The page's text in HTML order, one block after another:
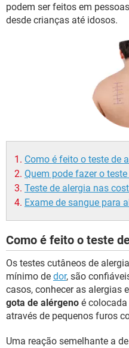
SEXUALIDADE
podem ser feitos em
desde crianças até idosos.
Como é feito o teste de
Quem pode fazer o
Teste de alergia nas
Exame de sangue para
Como é feito o teste
Os testes cutâneos de
mínimo de dor, são
casos, conhecer as alergias
gota de alérgeno é
através de pequenos furos
Uma reação semelhante a